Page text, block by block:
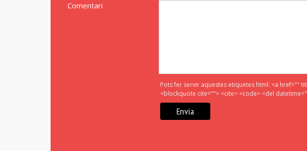
Comentari
Pots fer servir aquestes etiquetes html: <a href=""
<blockquote cite=""> <cite> <code> <del